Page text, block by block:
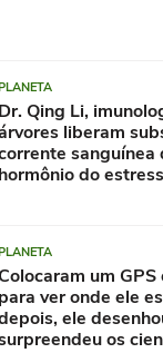
Dr. Qing Li,
liberam
sanguínea
hormônio do
um
para ver onde ele
ele
os